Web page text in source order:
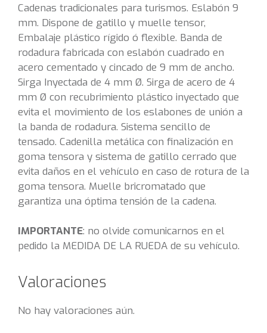
Cadenas tradicionales para turismos. Eslabón 9
mm. Dispone de gatillo y muelle tensor,
Embalaje plástico rígido ó flexible. Banda de
rodadura fabricada con eslabón cuadrado en
acero cementado y cincado de 9 mm de ancho.
Sirga Inyectada de 4 mm Ø. Sirga de acero de 4
mm Ø con recubrimiento plástico inyectado que
evita el movimiento de los eslabones de unión a
la banda de rodadura. Sistema sencillo de
tensado. Cadenilla metálica con finalización en
goma tensora y sistema de gatillo cerrado que
evita daños en el vehículo en caso de rotura de la
goma tensora. Muelle bricromatado que
garantiza una óptima tensión de la cadena.
IMPORTANTE: no olvide comunicarnos en el
pedido la MEDIDA DE LA RUEDA de su vehículo.
Valoraciones
No hay valoraciones aún.